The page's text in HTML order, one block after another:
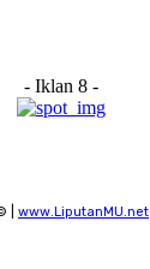
- Iklan 8 -
| www.LiputanMU.net